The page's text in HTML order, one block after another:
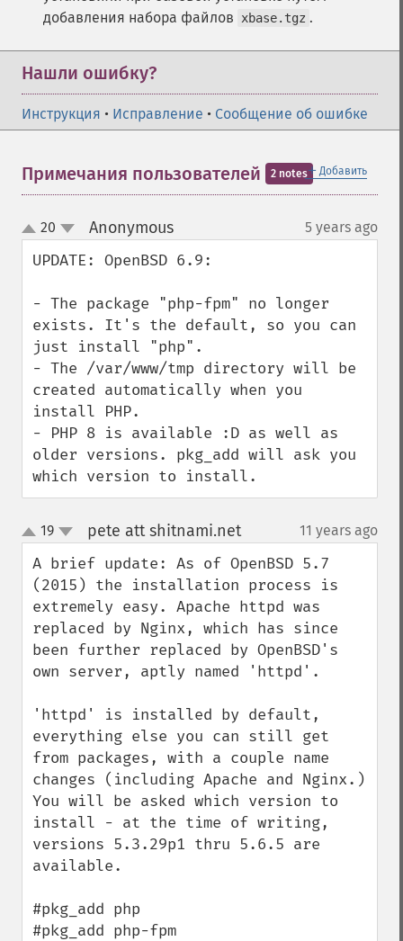
добавления набора файлов
xbase.tgz .
Нашли ошибку?
Инструкция • Исправление • Сообщение об ошибке
＋ Добавить
Примечания пользователей 2 notes
up
down
20 Anonymous¶ 5 years ago
UPDATE: OpenBSD 6.9:
- The package "php-fpm" no longer
exists. It's the default, so you can
just install "php".
- The /var/www/tmp directory will be
created automatically when you
install PHP.
- PHP 8 is available :D as well as
older versions. pkg_add will ask you
which version to install.
up
down
19 pete att shitnami.net¶ 11 years ago
A brief update: As of OpenBSD 5.7
(2015) the installation process is
extremely easy. Apache httpd was
replaced by Nginx, which has since
been further replaced by OpenBSD's
own server, aptly named 'httpd'.
'httpd' is installed by default,
everything else you can still get
from packages, with a couple name
changes (including Apache and Nginx.)
You will be asked which version to
install - at the time of writing,
versions 5.3.29p1 thru 5.6.5 are
available.
#pkg_add php
#pkg_add php-fpm